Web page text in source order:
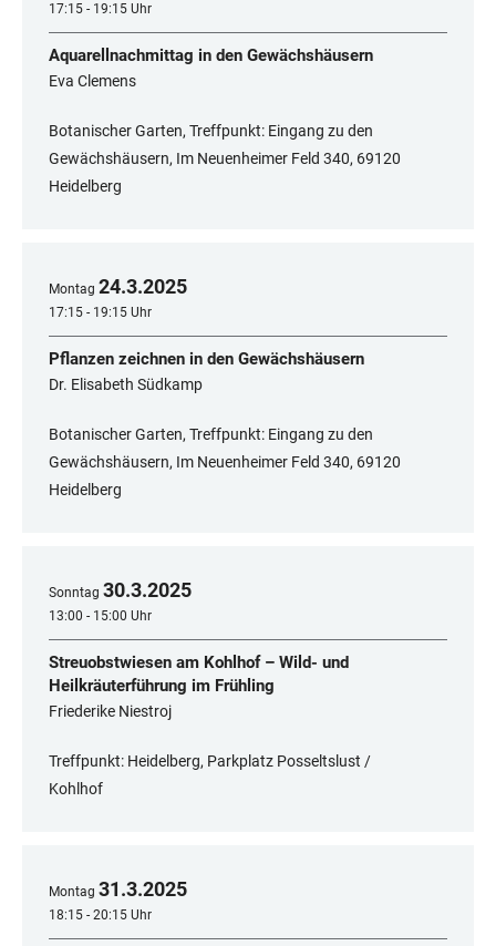
17:15 - 19:15 Uhr
Aquarellnachmittag in den Gewächshäusern
Eva Clemens
Botanischer Garten, Treffpunkt: Eingang zu den
Gewächshäusern, Im Neuenheimer Feld 340, ​​​​​​​69120
Heidelberg
Montag 24.3.2025
17:15 - 19:15 Uhr
Pflanzen zeichnen in den Gewächshäusern
Dr. Elisabeth Südkamp
Botanischer Garten, Treffpunkt: Eingang zu den
Gewächshäusern, Im Neuenheimer Feld 340, 69120
Heidelberg
Sonntag 30.3.2025
13:00 - 15:00 Uhr
Streuobstwiesen am Kohlhof – Wild- und
Heilkräuterführung im Frühling
Friederike Niestroj
Treffpunkt: Heidelberg, Parkplatz Posseltslust /
Kohlhof
Montag 31.3.2025
18:15 - 20:15 Uhr